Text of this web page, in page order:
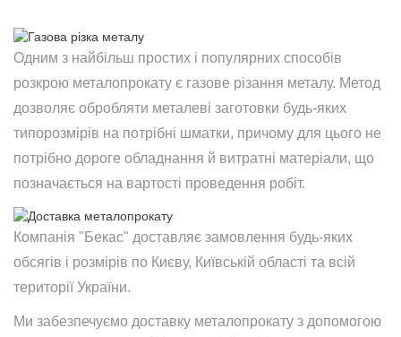
Одним з найбільш простих і популярних способів
розкрою металопрокату є газове різання металу. Метод
дозволяє обробляти металеві заготовки будь-яких
типорозмірів на потрібні шматки, причому для цього не
потрібно дороге обладнання й витратні матеріали, що
позначається на вартості проведення робіт.
Компанія "Бекас" доставляє замовлення будь-яких
обсягів і розмірів по Києву, Київській області та всій
території України.
Ми забезпечуємо доставку металопрокату з допомогою